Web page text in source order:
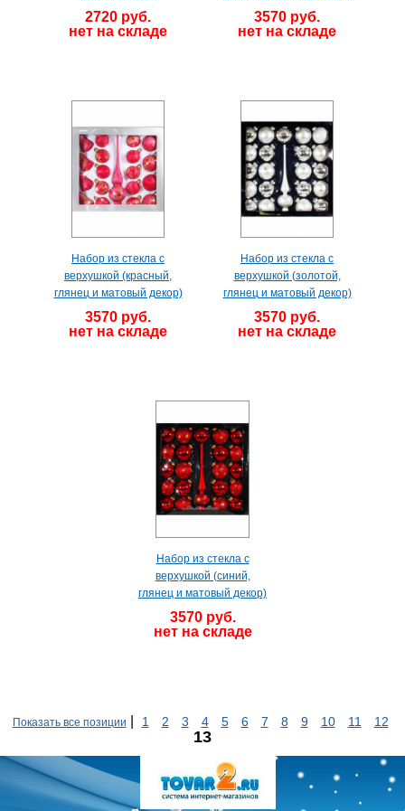
2720 руб.
нет на складе
3570 руб.
нет на складе
Набор из стекла с
верхушкой (красный,
глянец и матовый декор)
3570 руб.
нет на складе
Набор из стекла с
верхушкой (золотой,
глянец и матовый декор)
3570 руб.
нет на складе
Набор из стекла с
верхушкой (синий,
глянец и матовый декор)
3570 руб.
нет на складе
Показать все позиции 1 2 3 4 5 6 7 8 9 10 11 12
13